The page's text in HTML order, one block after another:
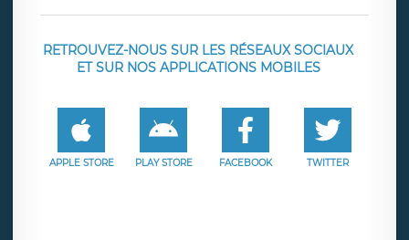
RETROUVEZ-NOUS SUR LES RÉSEAUX SOCIAUX
ET SUR NOS APPLICATIONS MOBILES
APPLE STORE PLAY STORE FACEBOOK TWITTER